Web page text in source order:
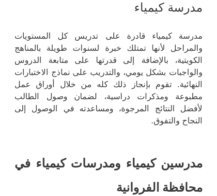
مدرسة كيمياء
مدرسة كيمياء قادرة على تدريس كل المستويات
والمراحل لأنها تمتلك خبرة لسنوات طويلة بالمناهج
الكويتية، بالإضافة إلى قدرتها على متابعة الدروس
والواجبات بشكل يومي، والتدريب على نماذج الاختبارات
النهائية. تقوم بإنجاز ذلك كله من خلال أوراق عمل
مطبوعة ومذكرات دراسية، لضمان وصول الطالب
لأفضل النتائج المرجوة، ومساعدته في الوصول إلى
النجاح والتفوق.
مدرسين كيمياء ومدرسات كيمياء في
محافظة الفروانية